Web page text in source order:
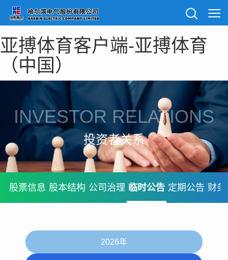
亚搏体育客户端-亚搏体育
（中国）
INVESTOR RELATIONS
投资者关系
股票信息 股本结构 公司治理 临时公告 定期公告 财
2026年